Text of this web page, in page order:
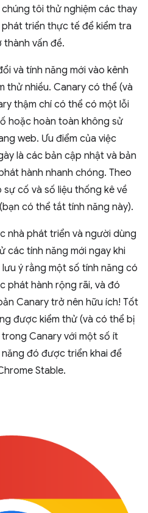
tôi thử nghiệm các thay
triển thực tế để kiểm tra
vấn đề.
và tính năng mới vào kênh
thử nhiều. Canary có thể (và
thậm chí có thể có một lỗi
hoặc hoàn toàn không sử
web. Ưu điểm của việc
là các bản cập nhật và bản
hành nhanh chóng. Theo
cố và số liệu thống kê về
có thể tắt tính năng này).
nhà phát triển và người dùng
các tính năng mới ngay khi
ý rằng một số tính năng có
phát hành rộng rãi, và đó
Canary trở nên hữu ích! Tốt
được kiểm thử (và có thể bị
Canary với một số ít
đó được triển khai để
Stable.